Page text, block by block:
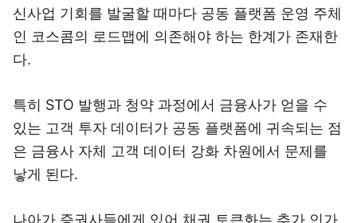
신사업 기회를 발굴할 때마다 공동 플랫폼 운영 주체
인 코스콤의 로드맵에 의존해야 하는 한계가 존재한
다.
특히 STO 발행과 청약 과정에서 금융사가 얻을 수
있는 고객 투자 데이터가 공동 플랫폼에 귀속되는 점
은 금융사 자체 고객 데이터 강화 차원에서 문제를
낳게 된다.
나아가 증권사들에게 있어 채권 토큰화는 추가 인가